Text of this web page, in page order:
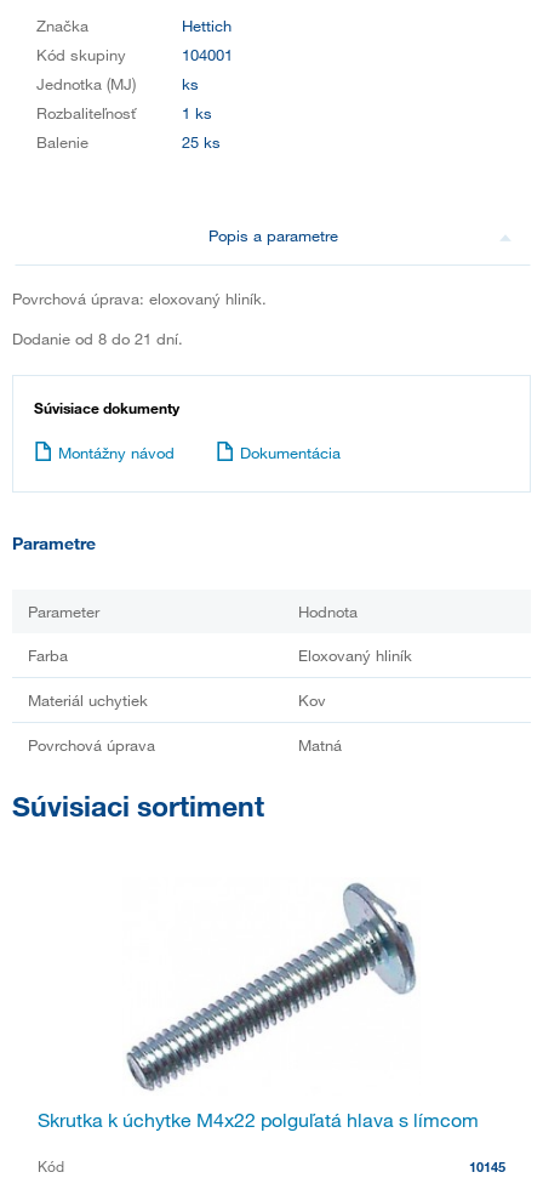
Značka
Hettich
Kód skupiny
104001
Jednotka (MJ)
ks
Rozbaliteľnosť
1 ks
Balenie
25 ks
Popis a parametre
Povrchová úprava: eloxovaný hliník.
Dodanie od 8 do 21 dní.
Súvisiace dokumenty
Montážny návod Dokumentácia
Parametre
Parameter Hodnota
Farba Eloxovaný hliník
Materiál uchytiek Kov
Povrchová úprava Matná
Súvisiaci sortiment
Skrutka k úchytke M4x22 polguľatá hlava s límcom
Kód 10145